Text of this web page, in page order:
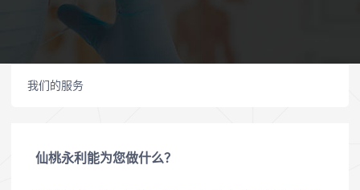
我们的服务
仙桃永利能为您做什么？